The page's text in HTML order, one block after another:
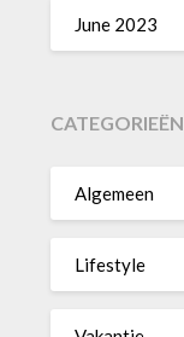
June 2023
CATEGORIEËN
Algemeen
Lifestyle